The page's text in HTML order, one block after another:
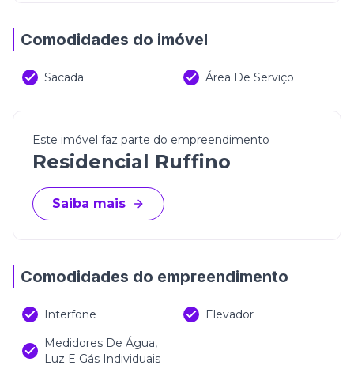
Comodidades do imóvel
Sacada Área De Serviço
Este imóvel faz parte do empreendimento
Residencial Ruffino
Saiba mais
Comodidades do empreendimento
Interfone
Elevador
Medidores De Água,
Luz E Gás Individuais